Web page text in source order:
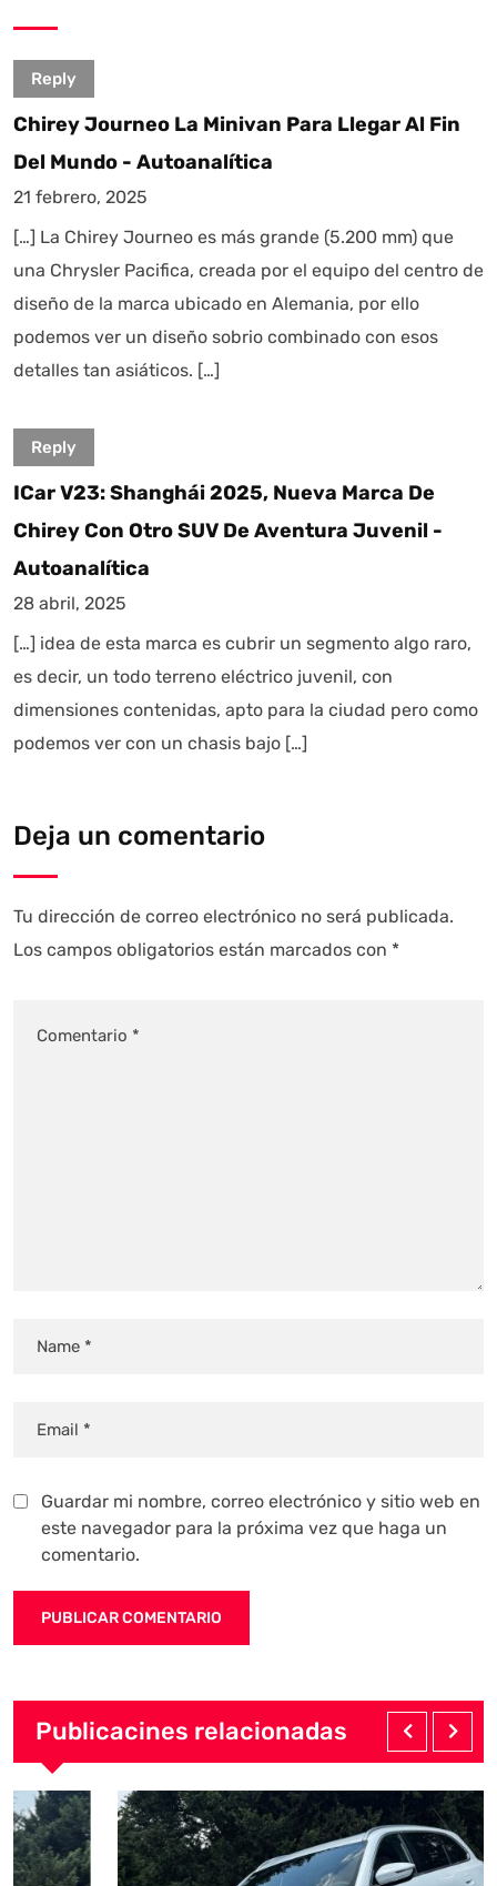
Reply
Chirey Journeo La Minivan Para Llegar Al Fin
Del Mundo - Autoanalítica
21 febrero, 2025
[…] La Chirey Journeo es más grande (5.200 mm) que
una Chrysler Pacifica, creada por el equipo del centro de
diseño de la marca ubicado en Alemania, por ello
podemos ver un diseño sobrio combinado con esos
detalles tan asiáticos. […]
Reply
ICar V23: Shanghái 2025, Nueva Marca De
Chirey Con Otro SUV De Aventura Juvenil -
Autoanalítica
28 abril, 2025
[…] idea de esta marca es cubrir un segmento algo raro,
es decir, un todo terreno eléctrico juvenil, con
dimensiones contenidas, apto para la ciudad pero como
podemos ver con un chasis bajo […]
Deja un comentario
Tu dirección de correo electrónico no será publicada.
Los campos obligatorios están marcados con *
Guardar mi nombre, correo electrónico y sitio web en
este navegador para la próxima vez que haga un
comentario.
Publicacines relacionadas